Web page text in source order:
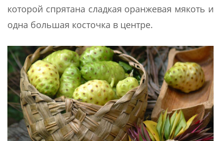
которой спрятана сладкая оранжевая мякоть и
одна большая косточка в центре.